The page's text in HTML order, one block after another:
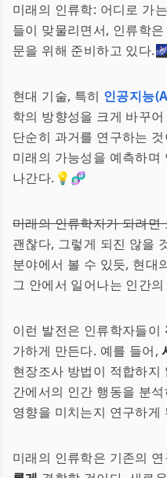
미래의 인류학: 어디로 가
들이 맞물리면서, 인류학
문을 위해 준비하고 있다
현대 기술, 특히 인공지능
학의 방향성을 크게 바꾸
단순히 과거를 연구하는
미래의 가능성을 예측하며
나간다.💡🧬
미래의 인류학자가 되려면
괜찮다, 그렇게 되진 않을
분야에서 볼 수 있듯, 현대
그 안에서 일어나는 인간
이런 발전은 인류학자들이
가하게 만든다. 예를 들어,
현장조사 방법이 적합하지
간에서의 인간 행동을 분
영향을 미치는지 연구하
미래의 인류학은 기존의